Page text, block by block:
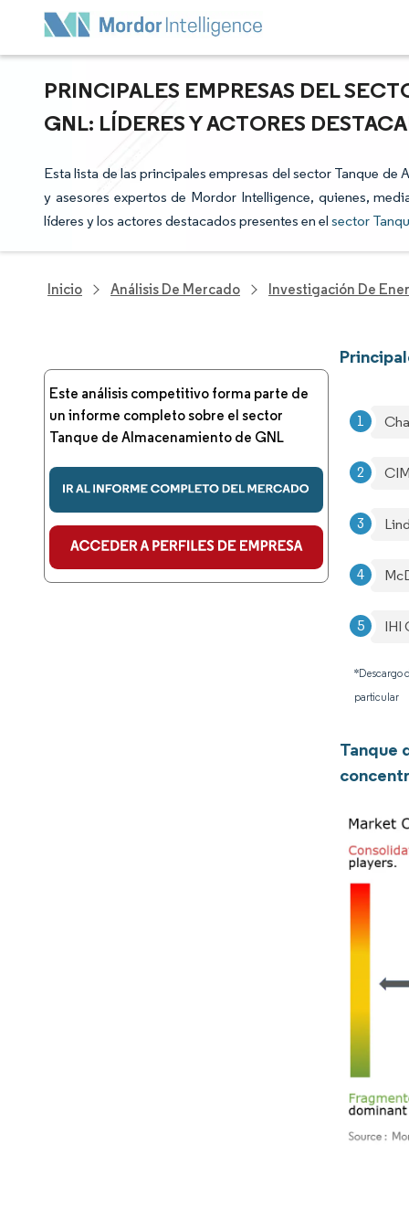
PRINCIPALES EMPRESAS DEL
GNL: LÍDERES Y ACTORES
Esta lista de las principales empresas del sector Tanque de
y asesores expertos de Mordor Intelligence, quienes,
líderes y los actores destacados presentes en el sector
Inicio Análisis De Mercado Investigación De
Este análisis competitivo forma parte de
un informe completo sobre el sector
Tanque de Almacenamiento de GNL
IHI
*Descargo
particular
Tanque